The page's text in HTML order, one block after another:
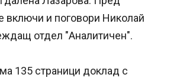
включи и поговори Николай
отдел "Аналитичен".
135 страници доклад с